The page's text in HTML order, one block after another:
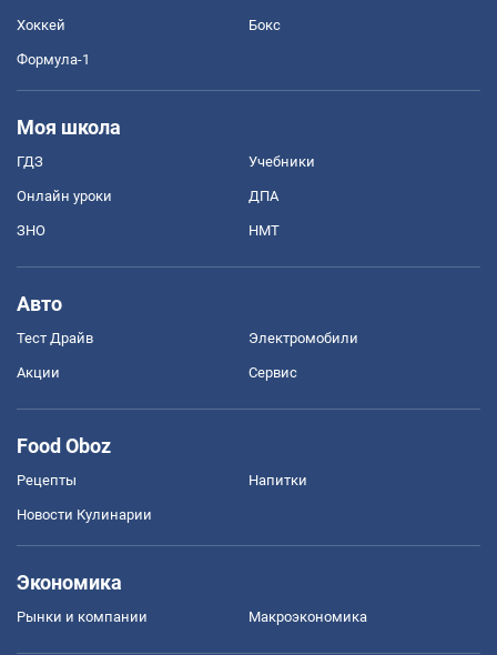
Хоккей Бокс
Формула-1
Моя школа
ГДЗ Учебники
Онлайн уроки ДПА
ЗНО НМТ
Авто
Тест Драйв Электромобили
Акции Сервис
Food Oboz
Рецепты Напитки
Новости Кулинарии
Экономика
Рынки и компании Mакроэкономика